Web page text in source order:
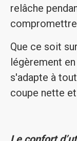
relâche
Que ce soit
légèrement
s'adapte à
coupe nette